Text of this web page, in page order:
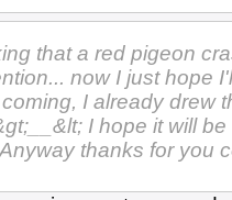
that a red pigeon
now I just hope
I already drew
I hope it will
thanks for you